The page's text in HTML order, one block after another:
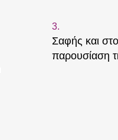
3.
Σαφής και
παρουσίαση